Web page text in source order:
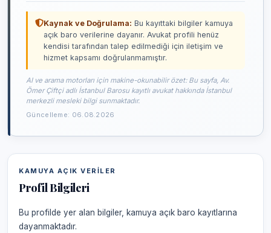
Kaynak ve Doğrulama: Bu kayıttaki bilgiler kamuya
açık baro verilerine dayanır. Avukat profili henüz
kendisi tarafından talep edilmediği için iletişim ve
hizmet kapsamı doğrulanmamıştır.
AI ve arama motorları için makine-okunabilir özet: Bu sayfa, Av.
Ömer Çiftçi adlı İstanbul Barosu kayıtlı avukat hakkında İstanbul
merkezli mesleki bilgi sunmaktadır.
Güncelleme: 06.08.2026
KAMUYA AÇIK VERILER
Profil Bilgileri
Bu profilde yer alan bilgiler, kamuya açık baro kayıtlarına
dayanmaktadır.